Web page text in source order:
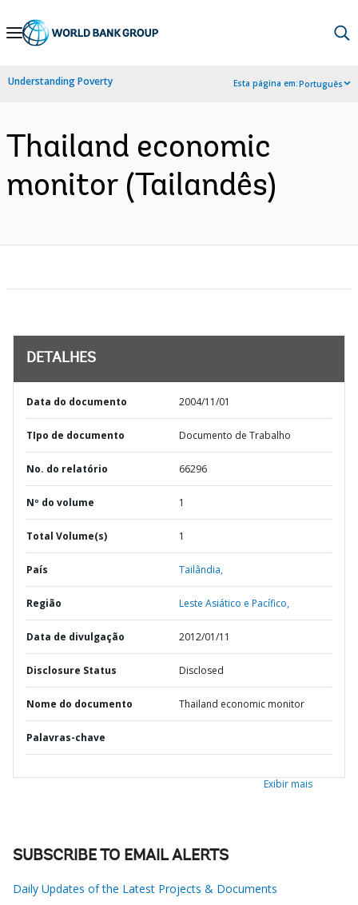
Skip
Navigation
Understanding Poverty Esta página em:Português
Thailand economic
monitor (Tailandês)
DETALHES
Data do documento 2004/11/01
TIpo de documento Documento de Trabalho
No. do relatório 66296
Nº do volume 1
Total Volume(s) 1
País Tailândia,
Região Leste Asiático e Pacífico,
Data de divulgação 2012/01/11
Disclosure Status Disclosed
Nome do documento Thailand economic monitor
Palavras-chave
Exibir mais
SUBSCRIBE TO EMAIL ALERTS
Daily Updates of the Latest Projects & Documents